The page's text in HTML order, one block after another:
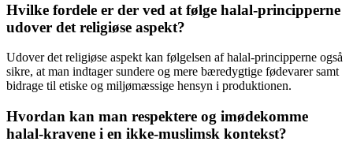
Hvilke fordele er der ved at følge halal-principperne
udover det religiøse aspekt?
Udover det religiøse aspekt kan følgelsen af halal-principperne også
sikre, at man indtager sundere og mere bæredygtige fødevarer samt
bidrage til etiske og miljømæssige hensyn i produktionen.
Hvordan kan man respektere og imødekomme
halal-kravene i en ikke-muslimsk kontekst?